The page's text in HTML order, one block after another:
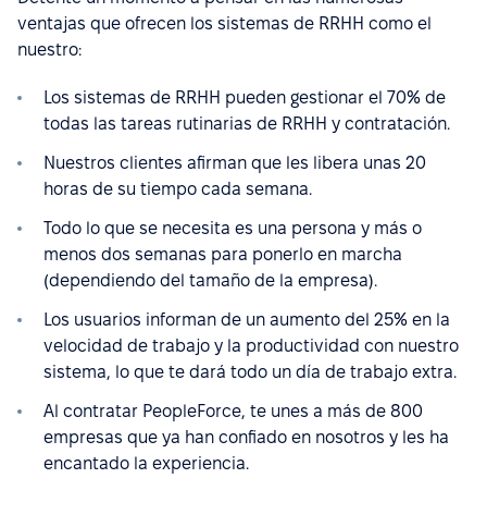
ventajas que ofrecen los sistemas de RRHH como el
nuestro:
Los sistemas de RRHH pueden gestionar el 70% de
todas las tareas rutinarias de RRHH y contratación.
Nuestros clientes afirman que les libera unas 20
horas de su tiempo cada semana.
Todo lo que se necesita es una persona y más o
menos dos semanas para ponerlo en marcha
(dependiendo del tamaño de la empresa).
Los usuarios informan de un aumento del 25% en la
velocidad de trabajo y la productividad con nuestro
sistema, lo que te dará todo un día de trabajo extra.
Al contratar PeopleForce, te unes a más de 800
empresas que ya han confiado en nosotros y les ha
encantado la experiencia.